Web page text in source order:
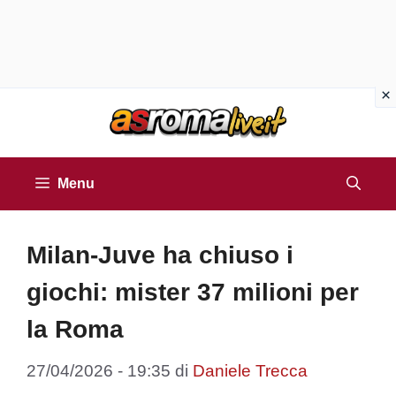
Menu
Milan-Juve ha chiuso i
giochi: mister 37 milioni per
la Roma
27/04/2026 - 19:35 di Daniele Trecca